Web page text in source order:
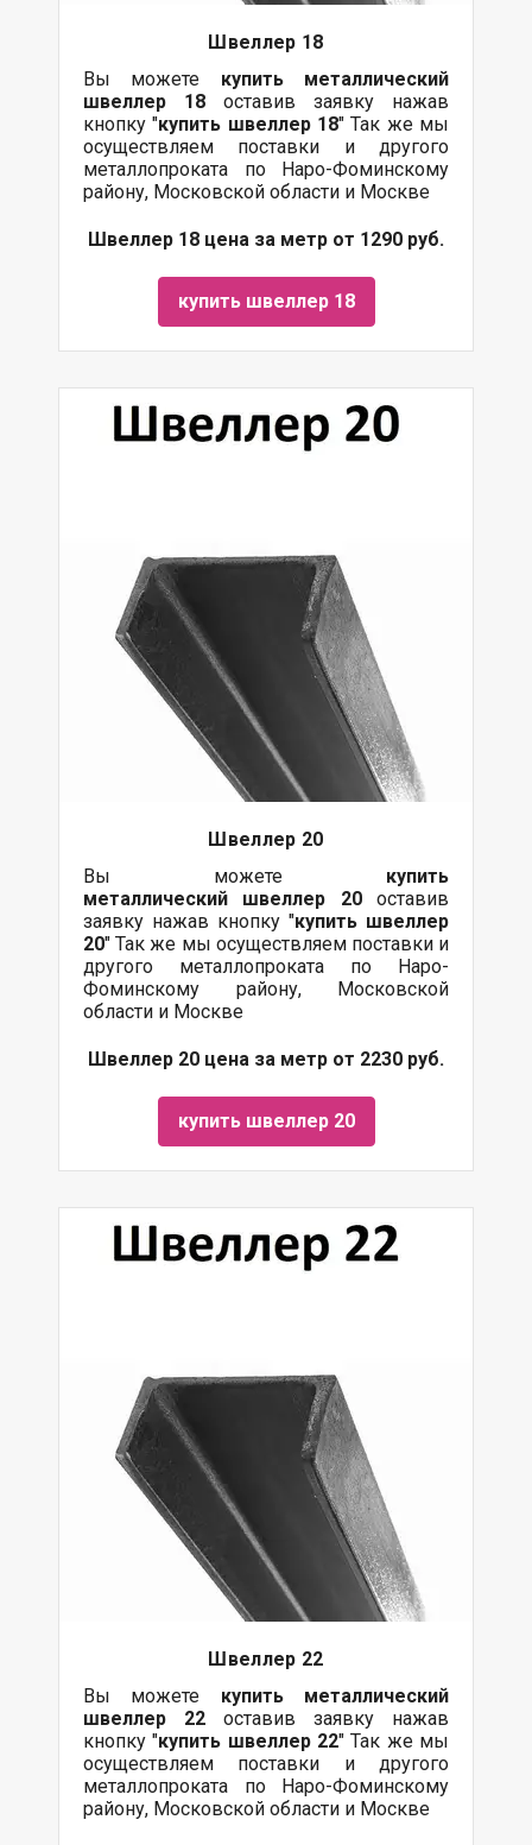
Швеллер 18
Вы можете купить металлический
швеллер 18 оставив заявку нажав
кнопку "купить швеллер 18" Так же мы
осуществляем поставки и другого
металлопроката по Наро-Фоминскому
району, Московской области и Москве
Швеллер 18 цена за метр от 1290 руб.
купить швеллер 18
Швеллер 20
Вы можете купить
металлический швеллер 20оставив
заявку нажав кнопку "купить швеллер
20" Так же мы осуществляем поставки и
другого металлопроката по Наро-
Фоминскому району, Московской
области и Москве
Швеллер 20 цена за метр от 2230 руб.
купить швеллер 20
Швеллер 22
Вы можете купить металлический
швеллер 22 оставив заявку нажав
кнопку "купить швеллер 22" Так же мы
осуществляем поставки и другого
металлопроката по Наро-Фоминскому
району, Московской области и Москве